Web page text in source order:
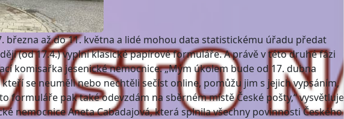
března až do 11. května a lidé mohou data statistickému úřadu předat
(od 17.4.) vyplní klasické papírové formuláře. A právě v této druhé fázi
komisařka jesenické nemocnice. „Mým úkolem bude od 17. dubna
se neuměli nebo nechtěli sečíst online, pomůžu jim s jejich vypsáním,
formuláře pak také odevzdám na sběrném místě České pošty,“ vysvětluje
nemocnice Aneta Cabadajová, která splnila všechny povinnosti Českého